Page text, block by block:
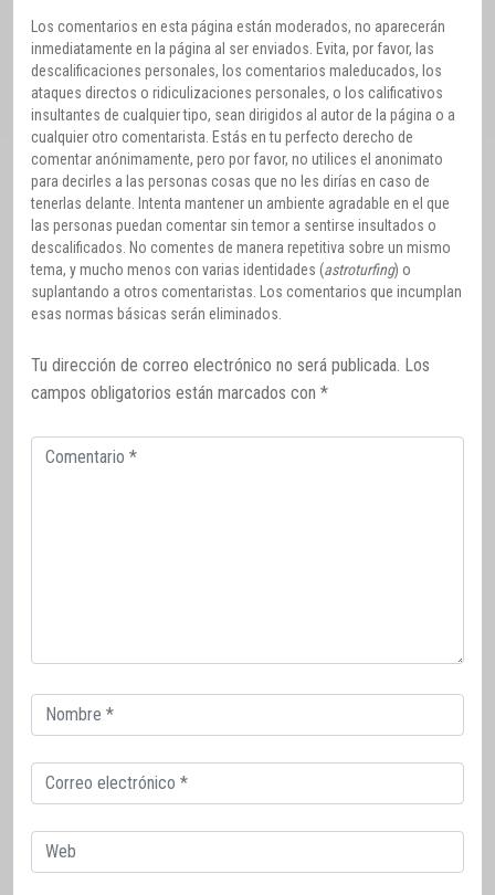
Los comentarios en esta página están moderados, no aparecerán
inmediatamente en la página al ser enviados. Evita, por favor, las
descalificaciones personales, los comentarios maleducados, los
ataques directos o ridiculizaciones personales, o los calificativos
insultantes de cualquier tipo, sean dirigidos al autor de la página o a
cualquier otro comentarista. Estás en tu perfecto derecho de
comentar anónimamente, pero por favor, no utilices el anonimato
para decirles a las personas cosas que no les dirías en caso de
tenerlas delante. Intenta mantener un ambiente agradable en el que
las personas puedan comentar sin temor a sentirse insultados o
descalificados. No comentes de manera repetitiva sobre un mismo
tema, y mucho menos con varias identidades (astroturfing) o
suplantando a otros comentaristas. Los comentarios que incumplan
esas normas básicas serán eliminados.
Tu dirección de correo electrónico no será publicada. Los
campos obligatorios están marcados con *
Comentario
Correo
electrónico
Correo
electrónico
Web